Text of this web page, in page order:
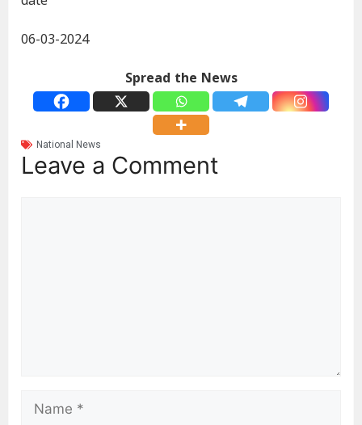
06-03-2024
Spread the News
National News
Leave a Comment